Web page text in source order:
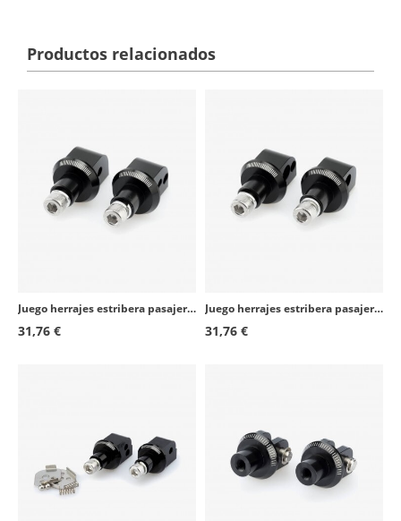
KTM 790 Adventure R
Husqvarna Norden 901 2026
KTM 890 Adventure L 2021 - 2023
KTM 990 Supermoto ABS 2011 - 2013
KTM 1390 Super Adventure S
Productos relacionados
Juego herrajes estribera pasajero Honda Crossrunner (11-14), MSX125 (14-20) Puig 6345N
31,76 €
Juego herrajes estribera pasajero Honda VFR 1200 FD/F (10-16) Puig 6349N
31,76 €